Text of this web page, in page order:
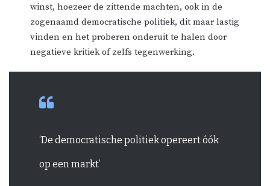
winst, hoezeer de zittende machten, ook in de
zogenaamd democratische politiek, dit maar lastig
vinden en het proberen onderuit te halen door
negatieve kritiek of zelfs tegenwerking.
‘De democratische politiek opereert óók
op een markt’